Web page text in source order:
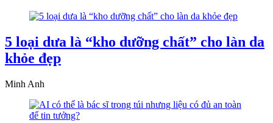
5 loại dưa là “kho dưỡng chất” cho làn da
khỏe đẹp
Minh Anh